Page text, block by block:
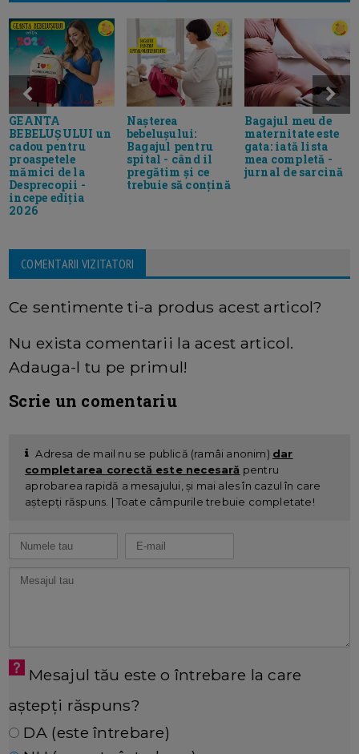
GEANTA
BEBELUȘULUI un
cadou pentru
proaspetele
mămici de la
Desprecopii -
incepe ediția
2026
Nașterea
bebelușului:
Bagajul pentru
spital - când il
pregătim și ce
trebuie să conțină
Bagajul meu de
maternitate este
gata: iată lista
mea completă -
jurnal de sarcină
COMENTARII VIZITATORI
Ce sentimente ti-a produs acest articol?
Nu exista comentarii la acest articol.
Adauga-l tu pe primul!
Scrie un comentariu
Adresa de mail nu se publică (ramâi anonim) dar
completarea corectă este necesară pentru
aprobarea rapidă a mesajului, și mai ales în cazul în care
aștepți răspuns. | Toate câmpurile trebuie completate!
Mesajul tău este o întrebare la care
aștepți răspuns?
DA (este întrebare)